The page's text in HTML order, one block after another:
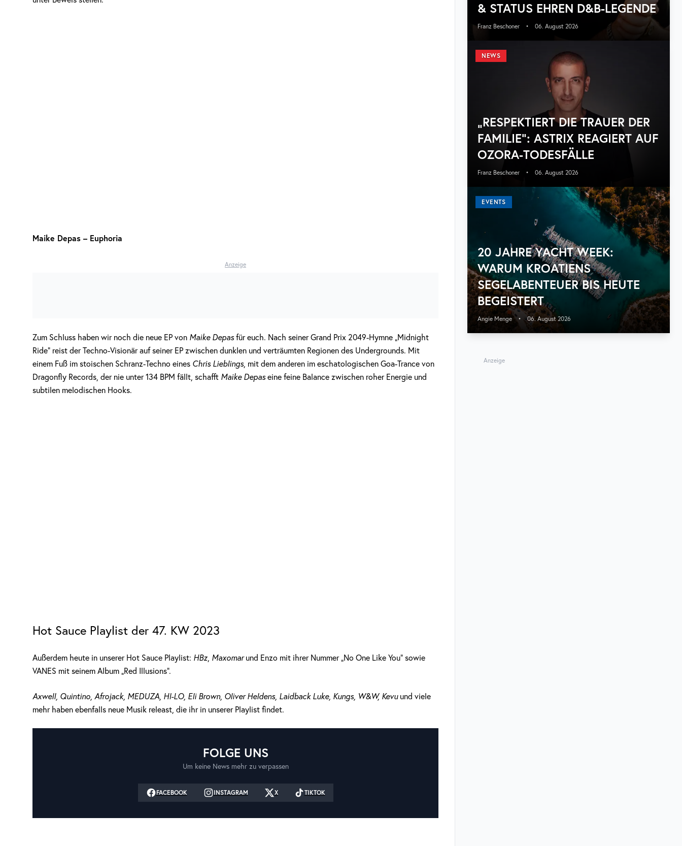
Maike Depas – Euphoria
Anzeige
Zum Schluss haben wir noch die neue EP von Maike Depasfür euch. Nach seiner Grand Prix 2049-Hymne „Midnight
Ride“ reist der Techno-Visionär auf seiner EP zwischen dunklen und verträumten Regionen des Undergrounds. Mit
einem Fuß im stoischen Schranz-Techno eines Chris Lieblings, mit dem anderen im eschatologischen Goa-Trance von
Dragonfly Records, der nie unter 134 BPM fällt, schafft Maike Depaseine feine Balance zwischen roher Energie und
subtilen melodischen Hooks.
Hot Sauce Playlist der 47. KW 2023
Außerdem heute in unserer Hot Sauce Playlist: HBz, Maxomarund Enzo mit ihrer Nummer „No One Like You“ sowie
VANES mit seinem Album „Red Illusions“.
Axwell, Quintino, Afrojack, MEDUZA, HI-LO, Eli Brown, Oliver Heldens, Laidback Luke, Kungs, W&W, Kevu und viele
mehr haben ebenfalls neue Musik releast, die ihr in unserer Playlist findet.
FOLGE UNS
Um keine News mehr zu verpassen
FACEBOOK INSTAGRAM X TIKTOK
& STATUS EHREN D&B-LEGENDE
Franz Beschoner • 06. August 2026
NEWS
„RESPEKTIERT DIE TRAUER DER
FAMILIE“: ASTRIX REAGIERT AUF
OZORA-TODESFÄLLE
Franz Beschoner • 06. August 2026
EVENTS
20 JAHRE YACHT WEEK:
WARUM KROATIENS
SEGELABENTEUER BIS HEUTE
BEGEISTERT
Angie Menge • 06. August 2026
Anzeige